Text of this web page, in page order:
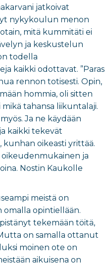
jatkoivat
nykykoulun menon
mitä kummitäti ei
ja keskustelun
todella
kaikki odottavat. ”Paras
rennon totisesti. Opin,
hommia, oli sitten
tahansa liikuntalaji.
Ja ne käydään
kaikki tekevät
kunhan oikeasti yrittää.
ja
Nostin Kaukolle
meistä on
opintiellään.
tekemään töitä,
on samalla ottanut
moinen ote on
aikuisena on